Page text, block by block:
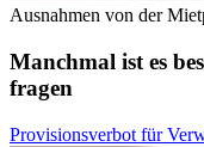
Ausnahmen von der
Manchmal ist es
fragen
Provisionsverbot für